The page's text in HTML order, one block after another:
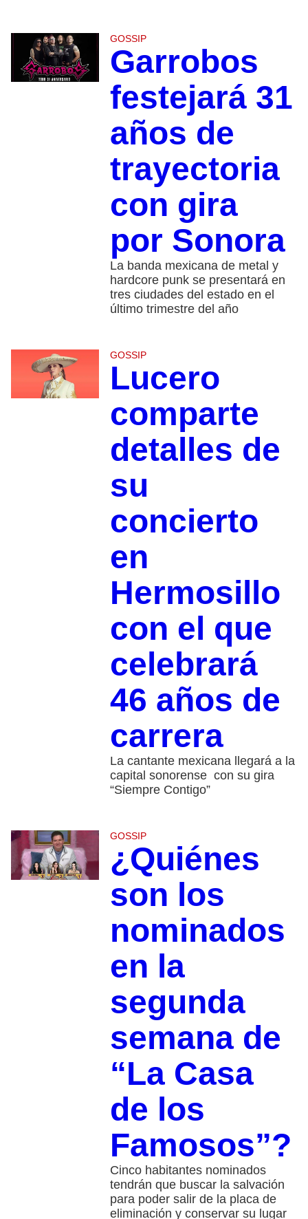
GOSSIP
Garrobos
festejará 31
años de
trayectoria
con gira
por Sonora
La banda mexicana de metal y
hardcore punk se presentará en
tres ciudades del estado en el
último trimestre del año
GOSSIP
Lucero
comparte
detalles de
su
concierto
en
Hermosillo
con el que
celebrará
46 años de
carrera
La cantante mexicana llegará a la
capital sonorense con su gira
“Siempre Contigo”
GOSSIP
¿Quiénes
son los
nominados
en la
segunda
semana de
“La Casa
de los
Famosos”?
Cinco habitantes nominados
tendrán que buscar la salvación
para poder salir de la placa de
eliminación y conservar su lugar